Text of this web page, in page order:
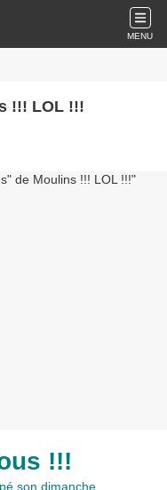
MENU
!!! LOL !!!
!!!
son dimanche